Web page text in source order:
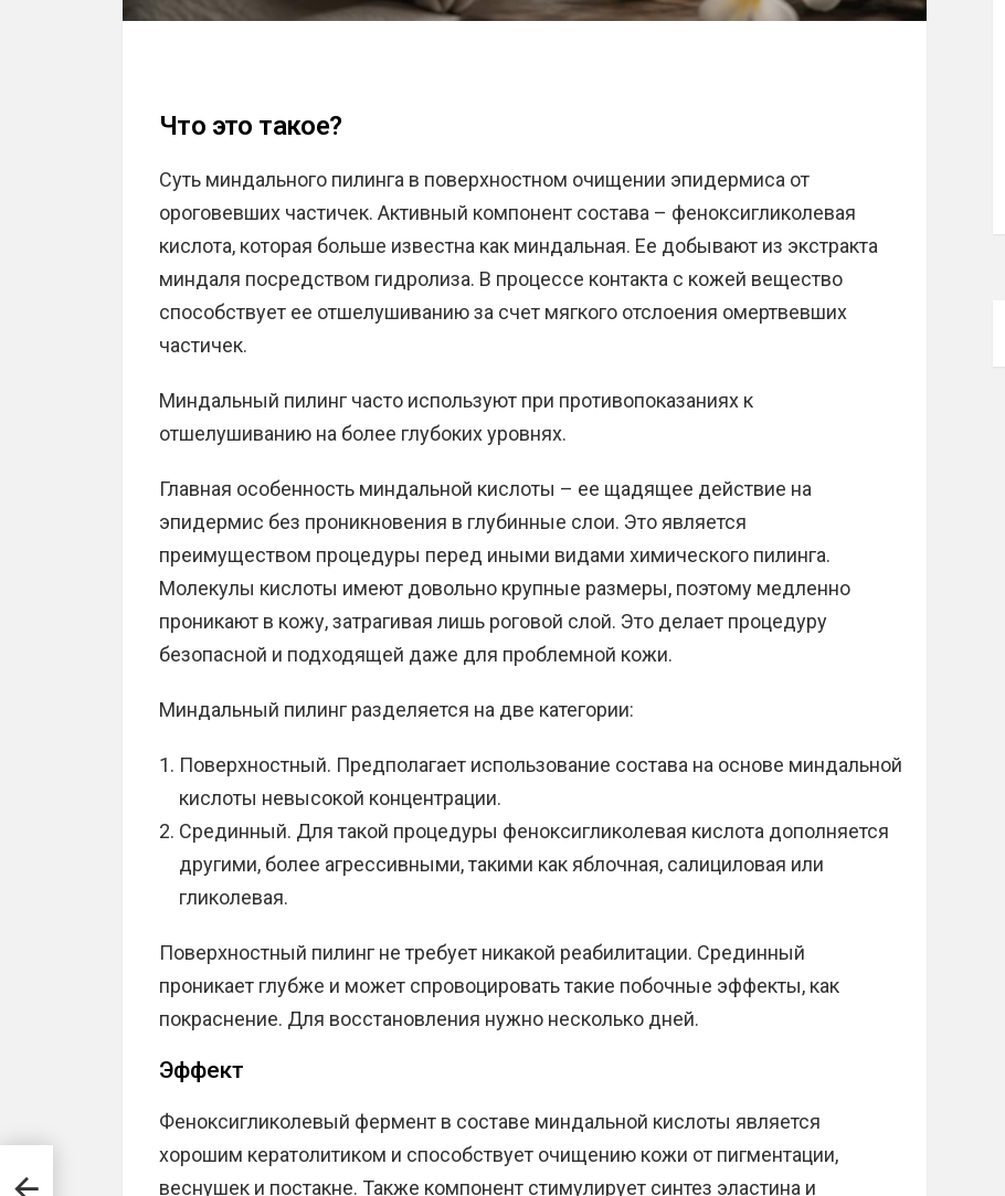
Что это такое?
Суть миндального пилинга в поверхностном очищении эпидермиса от
ороговевших частичек. Активный компонент состава – феноксигликолевая
кислота, которая больше известна как миндальная. Ее добывают из экстракта
миндаля посредством гидролиза. В процессе контакта с кожей вещество
способствует ее отшелушиванию за счет мягкого отслоения омертвевших
частичек.
Миндальный пилинг часто используют при противопоказаниях к
отшелушиванию на более глубоких уровнях.
Главная особенность миндальной кислоты – ее щадящее действие на
эпидермис без проникновения в глубинные слои. Это является
преимуществом процедуры перед иными видами химического пилинга.
Молекулы кислоты имеют довольно крупные размеры, поэтому медленно
проникают в кожу, затрагивая лишь роговой слой. Это делает процедуру
безопасной и подходящей даже для проблемной кожи.
Миндальный пилинг разделяется на две категории:
Поверхностный. Предполагает использование состава на основе миндальной
кислоты невысокой концентрации.
Срединный. Для такой процедуры феноксигликолевая кислота дополняется
другими, более агрессивными, такими как яблочная, салициловая или
гликолевая.
Поверхностный пилинг не требует никакой реабилитации. Срединный
проникает глубже и может спровоцировать такие побочные эффекты, как
покраснение. Для восстановления нужно несколько дней.
Эффект
Феноксигликолевый фермент в составе миндальной кислоты является
хорошим кератолитиком и способствует очищению кожи от пигментации,
веснушек и постакне. Также компонент стимулирует синтез эластина и